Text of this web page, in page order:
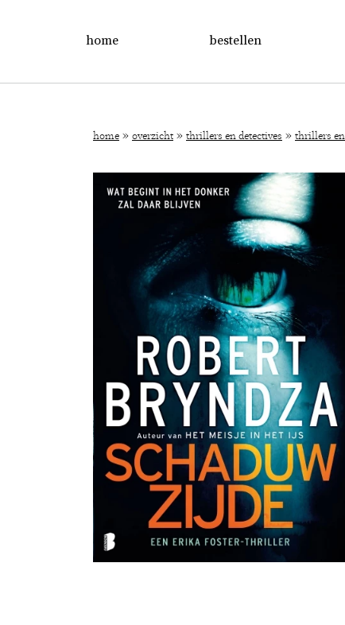
home bestellen
home » overzicht » thrillers en detectives » thrillers en